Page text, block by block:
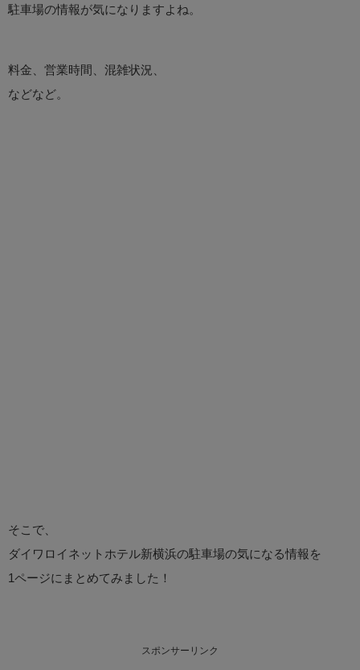
駐車場の情報が気になりますよね。
料金、営業時間、混雑状況、
などなど。
そこで、
ダイワロイネットホテル新横浜の駐車場の気になる情報を
1ページにまとめてみました！
スポンサーリンク